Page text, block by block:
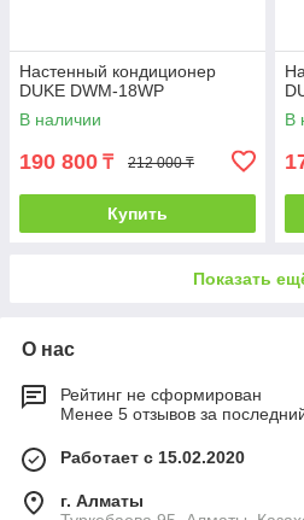
Настенный кондиционер
DUKE DWM-18WP
В наличии
190 800 ₸ 212 000 ₸
Купить
В
Показать
О нас
Рейтинг не сформирован
Менее 5 отзывов за
Работает с 15.02.2020
г. Алматы